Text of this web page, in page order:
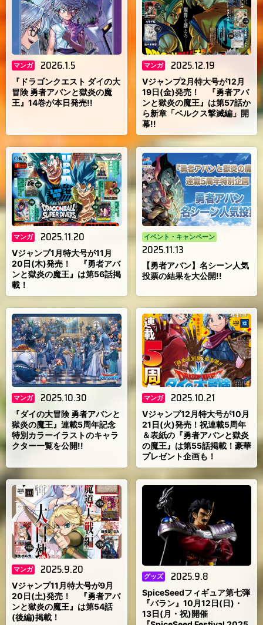
マンガ 2026.1.5
『ドラゴンクエスト ダイの大
冒険 勇者アバンと獄炎の魔
王』14巻が本日発売!!
マンガ 2025.12.19
Vジャンプ2月特大号が12月
19日(金)発売！ 『勇者アバ
ンと獄炎の魔王』は第57話か
ら新章「ベルクス撃滅編」開
幕!!
マンガ 2025.11.20
Vジャンプ1月特大号が11月
20日(木)発売！ 『勇者アバ
ンと獄炎の魔王』は第56話掲
載！
イベント・キャンペーン
2025.11.13
【勇者アバン】名シーン人気
投票の結果を大公開!!
マンガ 2025.10.30
『ダイの大冒険 勇者アバンと
獄炎の魔王』連載5周年記念
特別カラーイラストのキャラ
クター一覧を公開!!
マンガ 2025.10.21
Vジャンプ12月特大号が10月
21日(火)発売！祝連載5周年
＆表紙の『勇者アバンと獄炎
の魔王』は第55話掲載！豪華
プレゼント企画も！
マンガ 2025.9.20
Vジャンプ11月特大号が9月
20日(土)発売！ 『勇者アバ
ンと獄炎の魔王』は第54話
(後編)掲載！
グッズ 2025.9.8
SpiceSeedフィギュア第七弾
『バラン』10月12日(日)・
13日(月・祝)開催